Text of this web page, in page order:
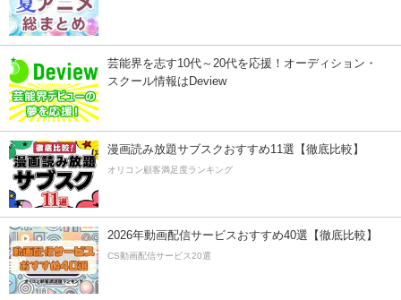
芸能界を志す10代～20代を応援！オーディション・
スクール情報はDeview
漫画読み放題サブスクおすすめ11選【徹底比較】
オリコン顧客満足度ランキング
2026年動画配信サービスおすすめ40選【徹底比較】
CS動画配信サービス20選